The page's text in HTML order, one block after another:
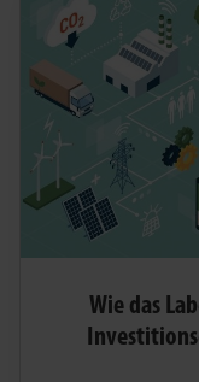
Wie das